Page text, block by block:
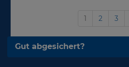
1 2 3
Gut abgesichert?